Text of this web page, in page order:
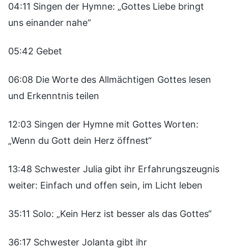
04:11 Singen der Hymne: „Gottes Liebe bringt
uns einander nahe“
05:42 Gebet
06:08 Die Worte des Allmächtigen Gottes lesen
und Erkenntnis teilen
12:03 Singen der Hymne mit Gottes Worten:
„Wenn du Gott dein Herz öffnest“
13:48 Schwester Julia gibt ihr Erfahrungszeugnis
weiter: Einfach und offen sein, im Licht leben
35:11 Solo: „Kein Herz ist besser als das Gottes“
36:17 Schwester Jolanta gibt ihr